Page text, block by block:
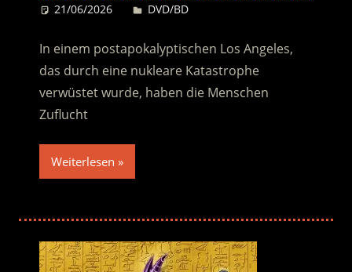
21/06/2026 Desiree
DVD/BD
In einem postapokalyptischen Los Angeles,
das durch eine nukleare Katastrophe
verwüstet wurde, haben die Menschen
Zuflucht
Weiterlesen